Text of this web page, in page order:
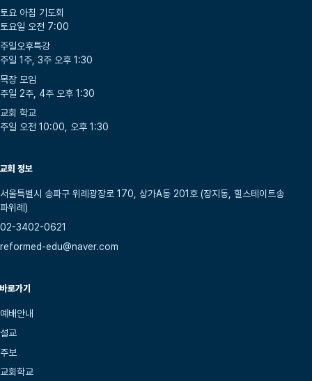
토요 아침 기도회
토요일 오전 7:00
주일오후특강
주일 1주, 3주 오후 1:30
목장 모임
주일 2주, 4주 오후 1:30
교회 학교
주일 오전 10:00, 오후 1:30
교회 정보
서울특별시 송파구 위례광장로 170, 상가A동 201호 (장지동, 힐스테이트송
파위례)
02-3402-0621
reformed-edu@naver.com
바로가기
예배안내
설교
주보
교회학교